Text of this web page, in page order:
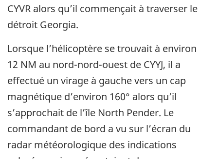
CYVR alors qu’il commençait à traverser le
détroit Georgia.
Lorsque l’hélicoptère se trouvait à environ
12 NM au nord-nord-ouest de CYYJ, il a
effectué un virage à gauche vers un cap
magnétique d’environ 160° alors qu’il
s’approchait de l’île North Pender. Le
commandant de bord a vu sur l’écran du
radar météorologique des indications